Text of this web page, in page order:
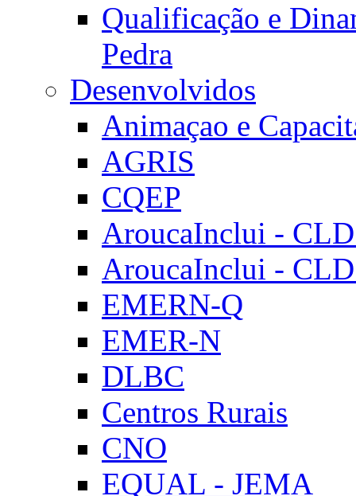
Qualificação e
Pedra
Desenvolvidos
Animaçao e
AGRIS
CQEP
AroucaInclui -
AroucaInclui -
EMERN-Q
EMER-N
DLBC
Centros Rurais
CNO
EQUAL - JEMA